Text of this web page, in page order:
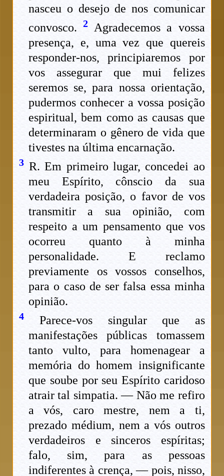
nasceu o desejo de nos comunicar
convosco.2 Agradecemos a vossa
presença, e, uma vez que quereis
responder-nos, principiaremos por
vos assegurar que mui felizes
seremos se, para nossa orientação,
pudermos conhecer a vossa posição
espiritual, bem como as causas que
determinaram o gênero de vida que
tivestes na última encarnação.
3 R. Em primeiro lugar, concedei ao
meu Espírito, cônscio da sua
verdadeira posição, o favor de vos
transmitir a sua opinião, com
respeito a um pensamento que vos
ocorreu quanto à minha
personalidade. E reclamo
previamente os vossos conselhos,
para o caso de ser falsa essa minha
opinião.
4 Parece-vos singular que as
manifestações públicas tomassem
tanto vulto, para homenagear a
memória do homem insignificante
que soube por seu Espírito caridoso
atrair tal simpatia. — Não me refiro
a vós, caro mestre, nem a ti,
prezado médium, nem a vós outros
verdadeiros e sinceros espíritas;
falo, sim, para as pessoas
indiferentes à crença, — pois, nisso,